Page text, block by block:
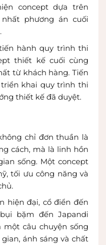
concept dựa trên
phương án cuối
hành quy trình thi
thiết kế cuối cùng
từ khách hàng. Tiến
khai quy trình thi
thiết kế đã duyệt.
chỉ đơn thuần là
cách, mà là linh hồn
sống. Một concept
tối ưu công năng và
hiện đại, cổ điển đến
bặm đến Japandi
câu chuyện sống
ánh sáng và chất